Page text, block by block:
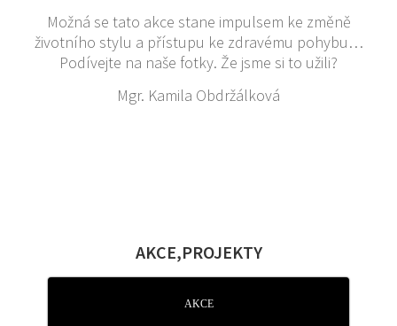
Možná se tato akce stane impulsem ke změně
životního stylu a přístupu ke zdravému pohybu…
Podívejte na naše fotky. Že jsme si to užili?
Mgr. Kamila Obdržálková
AKCE,PROJEKTY
AKCE